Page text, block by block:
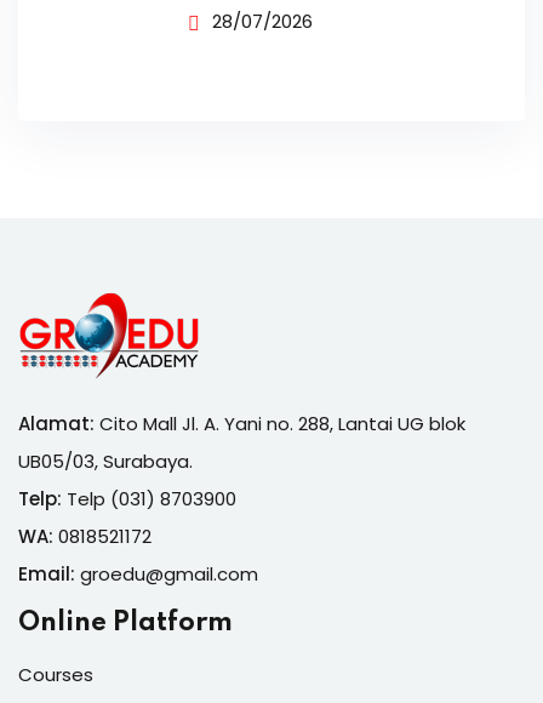
PENJUALAN
28/07/2026
Alamat: Cito Mall Jl. A. Yani no. 288, Lantai UG blok
UB05/03, Surabaya.
Telp: Telp (031) 8703900
WA: 0818521172
Email: groedu@gmail.com
Online Platform
Courses